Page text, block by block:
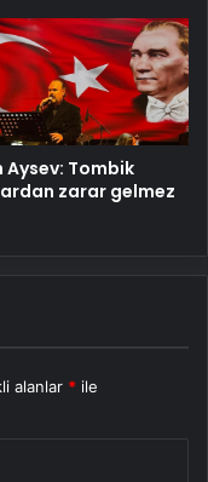
Aysev: Tombik
zarar gelmez
alanlar * ile